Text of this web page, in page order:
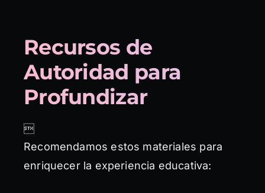
Recursos de
Autoridad para
Profundizar

Recomendamos estos materiales para
enriquecer la experiencia educativa: